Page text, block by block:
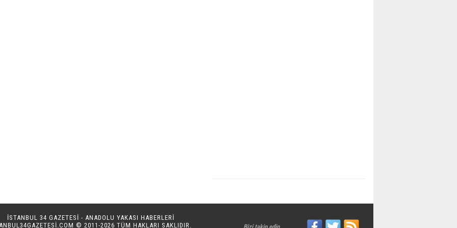
İSTANBUL 34 GAZETESİ - ANADOLU YAKASI HABERLERİ
© 2011-2026 TÜM HAKLARI SAKLIDIR.